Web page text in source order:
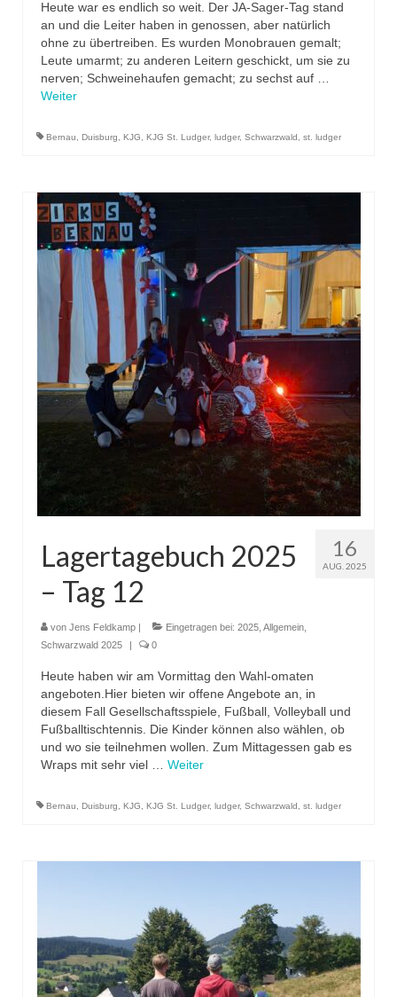
Heute war es endlich so weit. Der JA-Sager-Tag stand
an und die Leiter haben in genossen, aber natürlich
ohne zu übertreiben. Es wurden Monobrauen gemalt;
Leute umarmt; zu anderen Leitern geschickt, um sie zu
nerven; Schweinehaufen gemacht; zu sechst auf …
Weiter
Bernau Duisburg KJG KJG St. Ludger, ludger, Schwarzwald st. ludger
16
AUG. 2025
Lagertagebuch 2025
– Tag 12
von Jens Feldkamp | Eingetragen bei: 2025 Allgemein
Schwarzwald 2025
| 0
Heute haben wir am Vormittag den Wahl-omaten
angeboten.Hier bieten wir offene Angebote an, in
diesem Fall Gesellschaftsspiele, Fußball, Volleyball und
Fußballtischtennis. Die Kinder können also wählen, ob
und wo sie teilnehmen wollen. Zum Mittagessen gab es
Wraps mit sehr viel … Weiter
Bernau Duisburg KJG KJG St. Ludger, ludger, Schwarzwald st. ludger